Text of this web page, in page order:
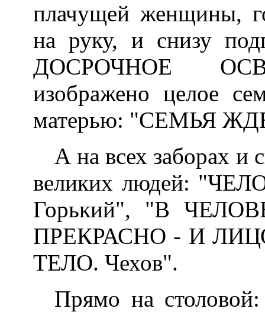
плачущей женщины,
на руку, и снизу
ДОСРОЧНОЕ
изображено целое
матерью: "СЕМЬЯ
А на всех заборах и
великих людей:
Горький", "В
ПРЕКРАСНО - И
ТЕЛО. Чехов".
Прямо на